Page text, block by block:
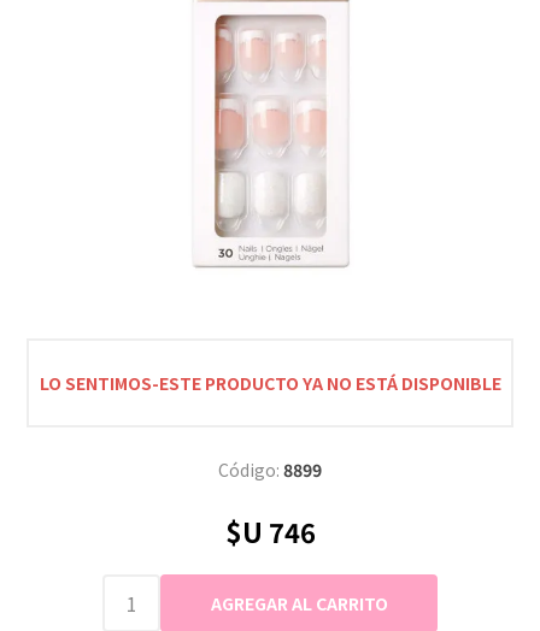
LO SENTIMOS-ESTE PRODUCTO YA NO ESTÁ DISPONIBLE
Código: 8899
$U 746